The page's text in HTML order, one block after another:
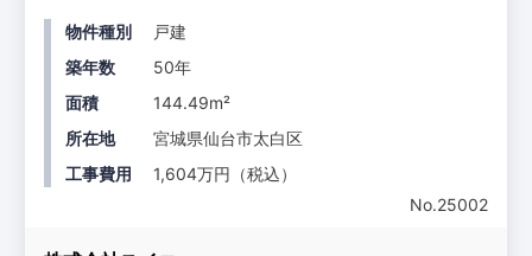
物件種別
戸建
築年数
50年
面積
144.49m²
所在地
宮城県仙台市太白区
工事費用
1,604万円（税込）
No.25002